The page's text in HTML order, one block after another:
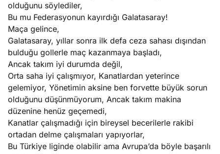
olduğunu söylediler,
Bu mu Federasyonun kayırdığı Galatasaray!
Maça gelince,
Galatasaray, yıllar sonra ilk defa ceza sahası dışından
bulduğu gollerle maç kazanmaya başladı,
Ancak takım iyi durumda değil,
Orta saha iyi çalışmıyor, Kanatlardan yeterince
gelemiyor, Yönetimin aksine ben forvette büyük sorun
olduğunu düşünmüyorum, Ancak takım makina
düzenine henüz geçemedi,
Kanatlar çalışmadığı için bireysel becerilerle rakibi
ortadan delme çalışmaları yapıyorlar,
Bu Türkiye liginde olabilir ama Avrupa’da böyle başarılı